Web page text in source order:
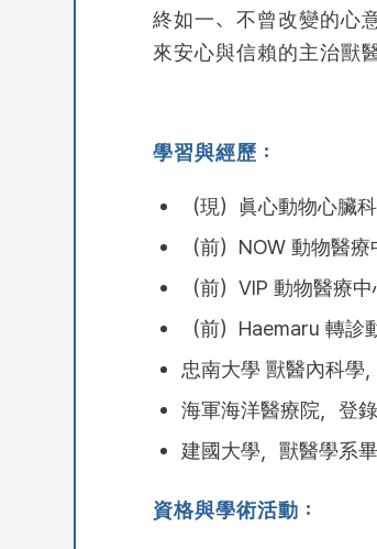
終如一、不曾改變的心
來安心與信賴的主治獸醫
學習與經歷：
（現）眞心動物心臟
（前）NOW 動物醫
（前）VIP 動物醫療
（前）Haemaru 轉
忠南大學 獸醫內科學
海軍海洋醫療院，登
建國大學，獸醫學系
資格與學術活動：